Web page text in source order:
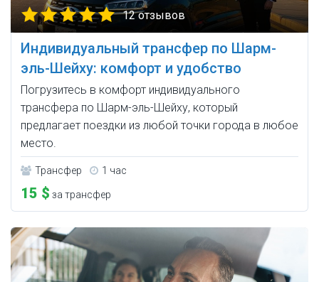
12 отзывов
Индивидуальный трансфер по Шарм-
эль-Шейху: комфорт и удобство
Погрузитесь в комфорт индивидуального
трансфера по Шарм-эль-Шейху, который
предлагает поездки из любой точки города в любое
место.
Трансфер 1 час
15 $ за трансфер